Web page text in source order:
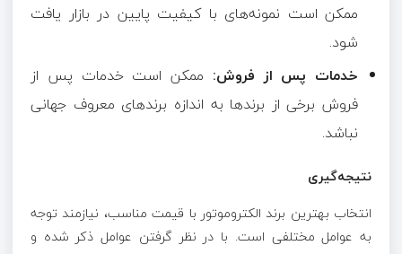
ممکن است نمونه‌های با کیفیت پایین در بازار یافت
شود.
خدمات پس از فروش: ممکن است خدمات پس از
فروش برخی از برندها به اندازه برندهای معروف جهانی
نباشد.
نتیجه‌گیری
انتخاب بهترین برند الکتروموتور با قیمت مناسب، نیازمند توجه
به عوامل مختلفی است. با در نظر گرفتن عوامل ذکر شده و